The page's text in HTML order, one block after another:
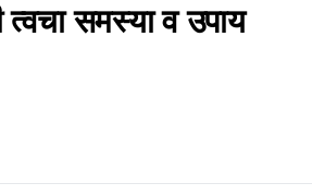
त्वचा समस्या व उपाय